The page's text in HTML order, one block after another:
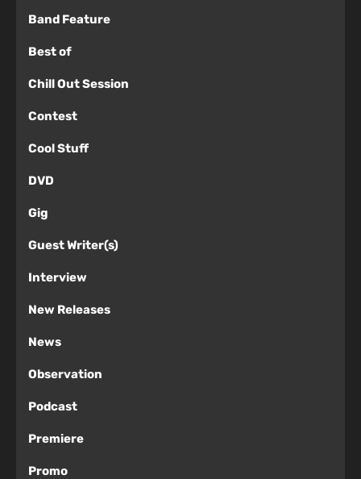
Band Feature
Best of
Chill Out Session
Contest
Cool Stuff
DVD
Gig
Guest Writer(s)
Interview
New Releases
News
Observation
Podcast
Premiere
Promo